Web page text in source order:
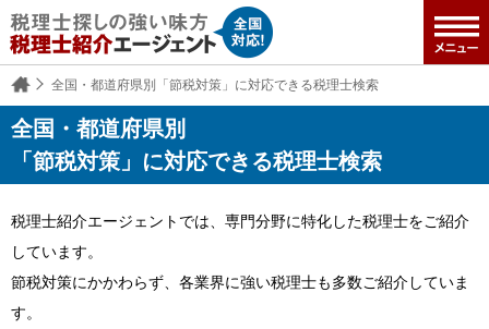
全国・都道府県別「節税対策」に対応できる税理士検索
全国・都道府県別
「節税対策」に対応できる税理士検索
税理士紹介エージェントでは、専門分野に特化した税理士をご紹介
しています。
節税対策にかかわらず、各業界に強い税理士も多数ご紹介していま
す。